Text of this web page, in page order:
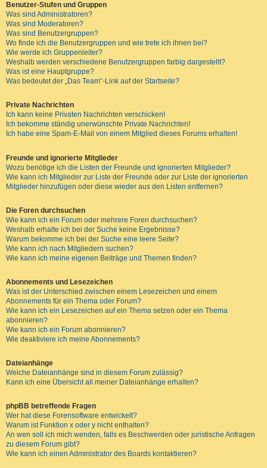
Benutzer-Stufen und Gruppen
Was sind Administratoren?
Was sind Moderatoren?
Was sind Benutzergruppen?
Wo finde ich die Benutzergruppen und wie trete ich ihnen bei?
Wie werde ich Gruppenleiter?
Weshalb werden verschiedene Benutzergruppen farbig dargestellt?
Was ist eine Hauptgruppe?
Was bedeutet der „Das Team“-Link auf der Startseite?
Private Nachrichten
Ich kann keine Privaten Nachrichten verschicken!
Ich bekomme ständig unerwünschte Private Nachrichten!
Ich habe eine Spam-E-Mail von einem Mitglied dieses Forums erhalten!
Freunde und ignorierte Mitglieder
Wozu benötige ich die Listen der Freunde und ignorierten Mitglieder?
Wie kann ich Mitglieder zur Liste der Freunde oder zur Liste der ignorierten
Mitglieder hinzufügen oder diese wieder aus den Listen entfernen?
Die Foren durchsuchen
Wie kann ich ein Forum oder mehrere Foren durchsuchen?
Weshalb erhalte ich bei der Suche keine Ergebnisse?
Warum bekomme ich bei der Suche eine leere Seite?
Wie kann ich nach Mitgliedern suchen?
Wie kann ich meine eigenen Beiträge und Themen finden?
Abonnements und Lesezeichen
Was ist der Unterschied zwischen einem Lesezeichen und einem
Abonnements für ein Thema oder Forum?
Wie kann ich ein Lesezeichen auf ein Thema setzen oder ein Thema
abonnieren?
Wie kann ich ein Forum abonnieren?
Wie deaktiviere ich meine Abonnements?
Dateianhänge
Welche Dateianhänge sind in diesem Forum zulässig?
Kann ich eine Übersicht all meiner Dateianhänge erhalten?
phpBB betreffende Fragen
Wer hat diese Forensoftware entwickelt?
Warum ist Funktion x oder y nicht enthalten?
An wen soll ich mich wenden, falls es Beschwerden oder juristische Anfragen
zu diesem Forum gibt?
Wie kann ich einen Administrator des Boards kontaktieren?